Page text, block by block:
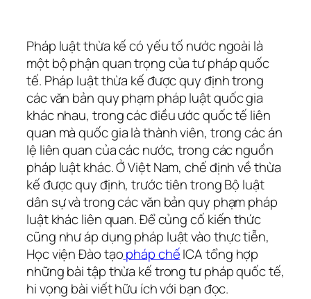
Pháp luật thừa kế có yếu tố nước ngoài là
một bộ phận quan trọng của tư pháp quốc
tế. Pháp luật thừa kế được quy định trong
các văn bản quy phạm pháp luật quốc gia
khác nhau, trong các điều ước quốc tế liên
quan mà quốc gia là thành viên, trong các án
lệ liên quan của các nước, trong các nguồn
pháp luật khác. Ở Việt Nam, chế định về thừa
kế được quy định, trước tiên trong Bộ luật
dân sự và trong các văn bản quy phạm pháp
luật khác liên quan. Để củng cố kiến thức
cũng như áp dụng pháp luật vào thực tiễn,
Học viện Đào tạopháp chếICA tổng hợp
những bài tập thừa kế trong tư pháp quốc tế,
hi vọng bài viết hữu ích với bạn đọc.